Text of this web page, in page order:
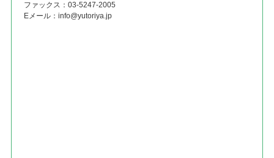
ファックス： 03-5247-2005
Eメール： info@yutoriya.jp